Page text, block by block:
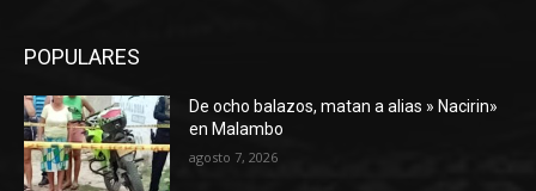
POPULARES
De ocho balazos, matan a alias » Nacirin»
en Malambo
agosto 7, 2026